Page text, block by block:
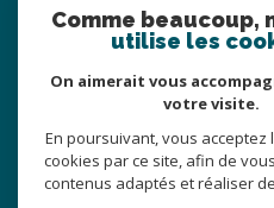
© 2022 Tous
Traduction powered by
Plan du site
Comme beaucoup,
utilise les
On aimerait vous
votre visite.
En poursuivant, vous acceptez
cookies par ce site, afin de
contenus adaptés et réaliser